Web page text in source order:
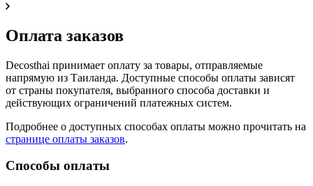
Оплата заказов
Decosthai принимает оплату за товары, отправляемые
напрямую из Таиланда. Доступные способы оплаты зависят
от страны покупателя, выбранного способа доставки и
действующих ограничений платежных систем.
Подробнее о доступных способах оплаты можно прочитать на
странице оплаты заказов.
Способы оплаты